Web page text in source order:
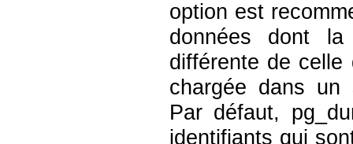
option est
données dont
différente de
chargée dans un
Par défaut,
identifiants qui